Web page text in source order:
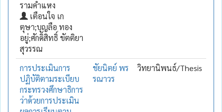
รามคำแหง
เตือนใจ เก
ตุษา;บุญลือ ทอง
อยู่;ศักดิ์สิทธิ์ ขัตติยา
สุวรรณ
การประเมินการ
ปฏิบัติตามระเบียบ
กระทรวงศึกษาธิการ
ว่าด้วยการประเมิน
ชัยนิตย์ พร
รณาวร
วิทยานิพนธ์/Thesis